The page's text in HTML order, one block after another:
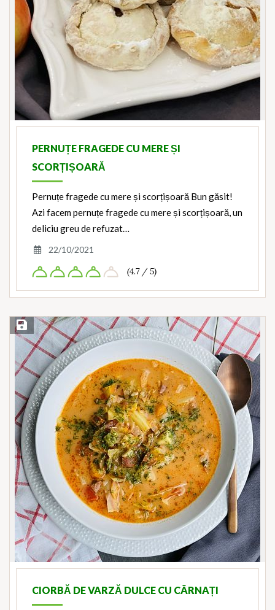
PERNUȚE FRAGEDE CU MERE ȘI
SCORȚIȘOARĂ
Pernuțe fragede cu mere și scorțișoară Bun găsit!
Azi facem pernuțe fragede cu mere și scorțișoară, un
deliciu greu de refuzat…
22/10/2021
(4.7 / 5)
Save Recipe
CIORBĂ DE VARZĂ DULCE CU CÂRNAȚI